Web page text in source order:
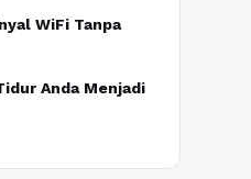
WiFi Tanpa
Anda Menjadi